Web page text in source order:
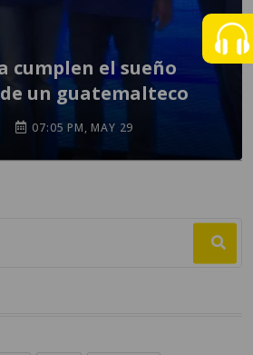
cumplen el sueño
un guatemalteco
07:05 PM, MAY 29